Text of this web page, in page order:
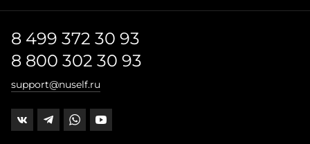
8 499 372 30 93
8 800 302 30 93
support@nuself.ru